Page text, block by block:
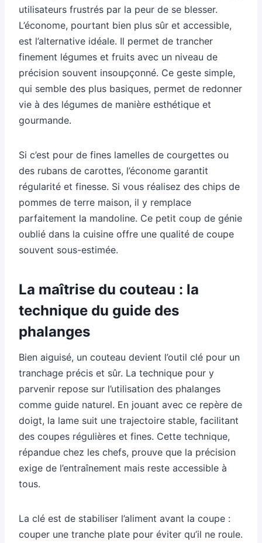
utilisateurs frustrés par la peur de se blesser.
L’économe, pourtant bien plus sûr et accessible,
est l’alternative idéale. Il permet de trancher
finement légumes et fruits avec un niveau de
précision souvent insoupçonné. Ce geste simple,
qui semble des plus basiques, permet de redonner
vie à des légumes de manière esthétique et
gourmande.
Si c’est pour de fines lamelles de courgettes ou
des rubans de carottes, l’économe garantit
régularité et finesse. Si vous réalisez des chips de
pommes de terre maison, il y remplace
parfaitement la mandoline. Ce petit coup de génie
oublié dans la cuisine offre une qualité de coupe
souvent sous-estimée.
La maîtrise du couteau : la
technique du guide des
phalanges
Bien aiguisé, un couteau devient l’outil clé pour un
tranchage précis et sûr. La technique pour y
parvenir repose sur l’utilisation des phalanges
comme guide naturel. En jouant avec ce repère de
doigt, la lame suit une trajectoire stable, facilitant
des coupes régulières et fines. Cette technique,
répandue chez les chefs, prouve que la précision
exige de l’entraînement mais reste accessible à
tous.
La clé est de stabiliser l’aliment avant la coupe :
couper une tranche plate pour éviter qu’il ne roule.